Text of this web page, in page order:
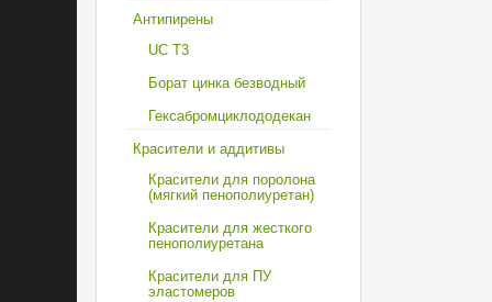
Антипирены
UC T3
Борат цинка безводный
Гексабромциклододекан
Красители и аддитивы
Красители для поролона
(мягкий пенополиуретан)
Красители для жесткого
пенополиуретана
Красители для ПУ
эластомеров